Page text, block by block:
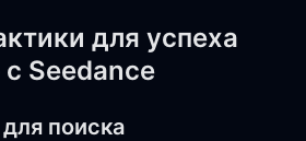
для успеха
с Seedance
поиска